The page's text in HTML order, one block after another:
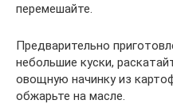
перемешайте.
Предварительно
небольшие куски,
овощную начинку из
обжарьте на масле.